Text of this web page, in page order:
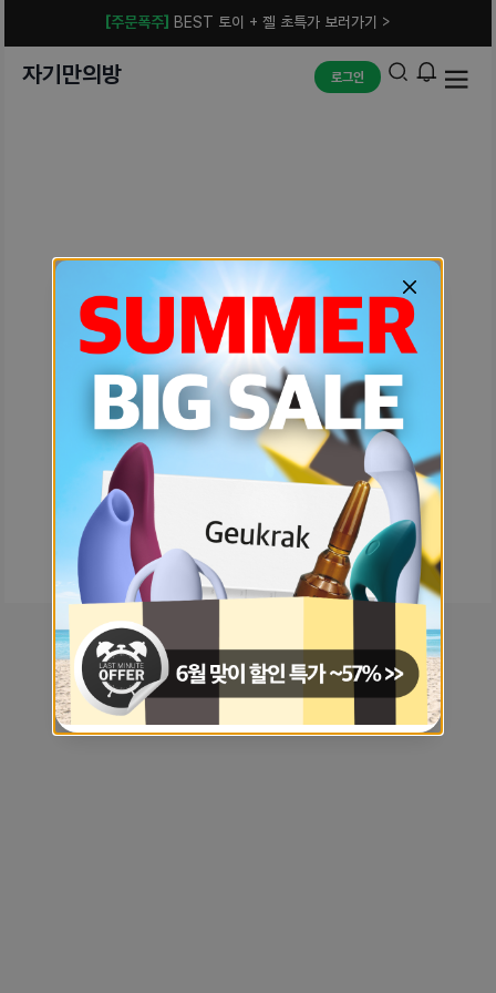
[주문폭주] BEST 토이 + 젤 초특가 보러가기 >
자기만의방 로그인
예상치 못한 에러입니다.